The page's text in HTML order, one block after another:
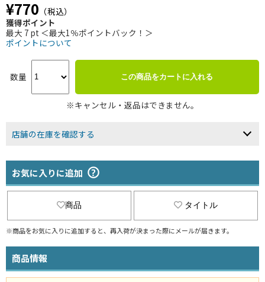
¥770 （税込）
獲得ポイント
最大 7 pt ＜最大1％ポイントバック！＞
ポイントについて
数量 この商品をカートに入れる
※キャンセル・返品はできません。
店舗の在庫を確認する
お気に入りに追加
商品 タイトル
※商品をお気に入りに追加すると、再入荷が決まった際にメールが届きます。
商品情報